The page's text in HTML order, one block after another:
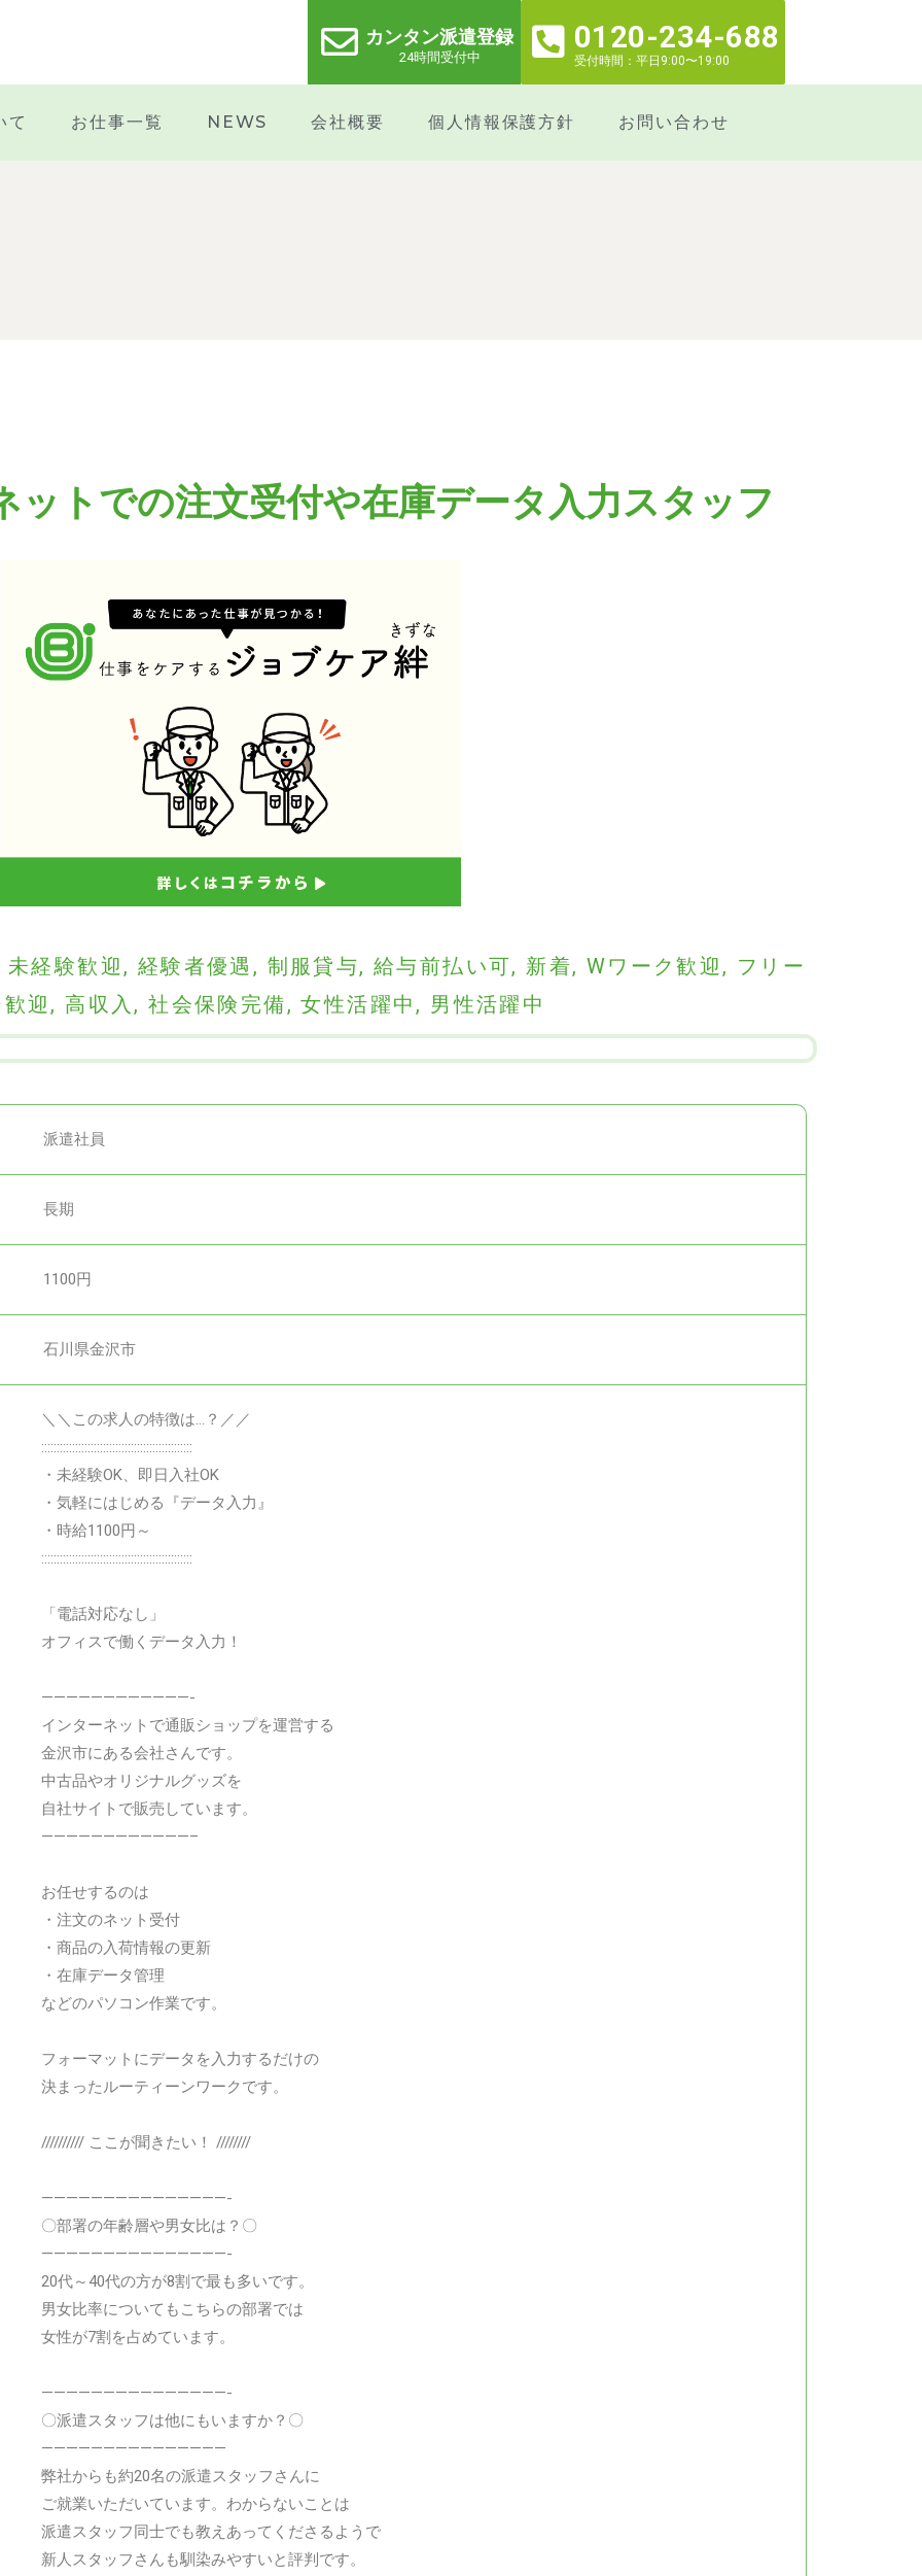
カンタン派遣登録
24時間受付中
0120-234-688
受付時間：平日9:00〜19:00
て お仕事一覧 NEWS 会社概要 個人情報保護方針 お問い合わせ
ットでの注文受付や在庫データ入力スタッフ
未経験歓迎 , 経験者優遇 , 制服貸与,給与前払い可, 新着, Wワーク歓迎 , フリー
迎 , 高収入 ,社会保険完備,女性活躍中 , 男性活躍中
派遣社員
長期
1100円
石川県金沢市
＼＼この求人の特徴は…？／／
:::::::::::::::::::::::::::::::::::::::::::::::::
・未経験OK、即日入社OK
・気軽にはじめる『データ入力』
・時給1100円～
:::::::::::::::::::::::::::::::::::::::::::::::::
「電話対応なし」
オフィスで働くデータ入力！
————————————-
インターネットで通販ショップを運営する
金沢市にある会社さんです。
中古品やオリジナルグッズを
自社サイトで販売しています。
————————————–
お任せするのは
・注文のネット受付
・商品の入荷情報の更新
・在庫データ管理
などのパソコン作業です。
フォーマットにデータを入力するだけの
決まったルーティーンワークです。
////////// ここが聞きたい！ ////////
———————————————-
〇部署の年齢層や男女比は？〇
———————————————-
20代～40代の方が8割で最も多いです。
男女比率についてもこちらの部署では
女性が7割を占めています。
———————————————-
〇派遣スタッフは他にもいますか？〇
———————————————
弊社からも約20名の派遣スタッフさんに
ご就業いただいています。わからないことは
派遣スタッフ同士でも教えあってくださるようで
新人スタッフさんも馴染みやすいと評判です。